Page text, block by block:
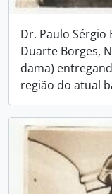
Dr. Paulo Sérgio
Duarte Borges,
dama)
região do atual